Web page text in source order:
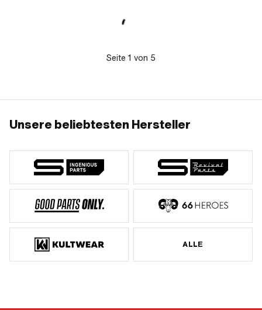
Seite 1 von 5
Unsere beliebtesten Hersteller
ALLE